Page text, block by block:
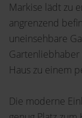
Markise lädt zu
angrenzend
uneinsehbare
Haus zu einem
Die moderne